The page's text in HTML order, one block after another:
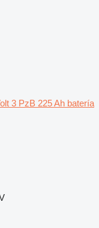
3 PzB 225 Ah batería